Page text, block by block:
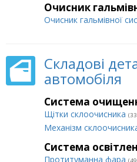
Очисник
Очисник гальмівної
Складові
автомобіля
Система
Щітки склоочисника
Механізм
Система
Протитуманна фара